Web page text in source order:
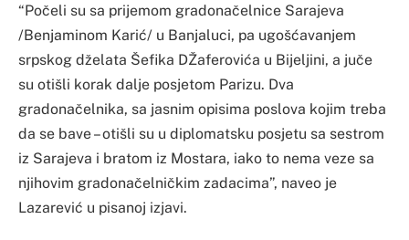
“Počeli su sa prijemom gradonačelnice Sarajeva
/Benjaminom Karić/ u Banjaluci, pa ugošćavanjem
srpskog dželata Šefika DŽaferovića u Bijeljini, a juče
su otišli korak dalje posjetom Parizu. Dva
gradonačelnika, sa jasnim opisima poslova kojim treba
da se bave – otišli su u diplomatsku posjetu sa sestrom
iz Sarajeva i bratom iz Mostara, iako to nema veze sa
njihovim gradonačelničkim zadacima”, naveo je
Lazarević u pisanoj izjavi.